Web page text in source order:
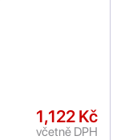
1,122 Kč
včetně DPH